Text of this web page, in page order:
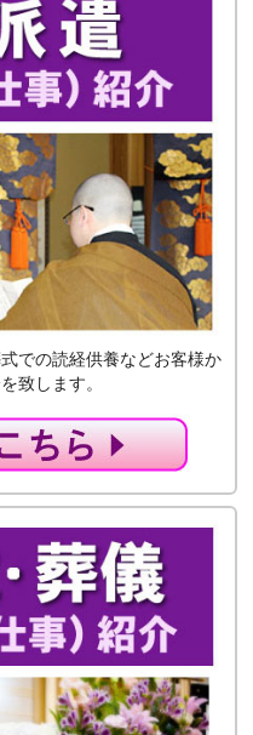
での読経供養などお客様か
致します。